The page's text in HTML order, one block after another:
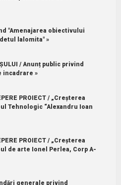
"Amenajarea obiectivului
lalomita" »
/ Anunț public privind
incadrare »
PROIECT / „Creșterea
Tehnologic “Alexandru Ioan
PROIECT / „Creșterea
de arte Ionel Perlea, Corp A-
generale privind